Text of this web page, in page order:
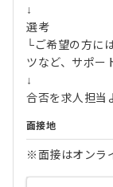
↓
選考
└ご希望の方に
ツなど、サポー
↓
合否を求人担当
面接地
※面接はオンラ